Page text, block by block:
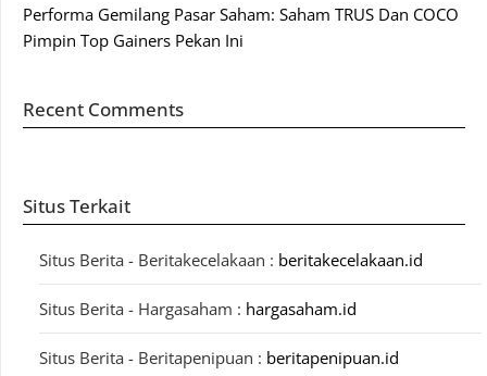
Performa Gemilang Pasar Saham: Saham TRUS Dan COCO
Pimpin Top Gainers Pekan Ini
Recent Comments
Situs Terkait
Situs Berita - Beritakecelakaan : beritakecelakaan.id
Situs Berita - Hargasaham : hargasaham.id
Situs Berita - Beritapenipuan : beritapenipuan.id